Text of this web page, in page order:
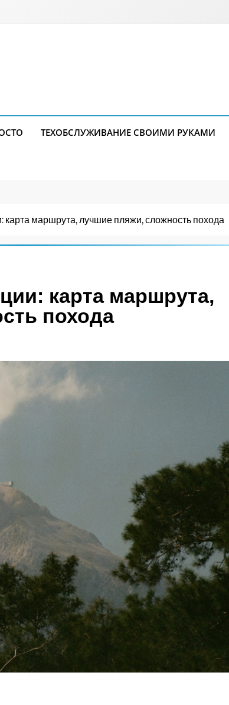
ТЕХОБСЛУЖИВАНИЕ СВОИМИ РУКАМИ
карта маршрута, лучшие пляжи, сложность похода
карта маршрута,
похода